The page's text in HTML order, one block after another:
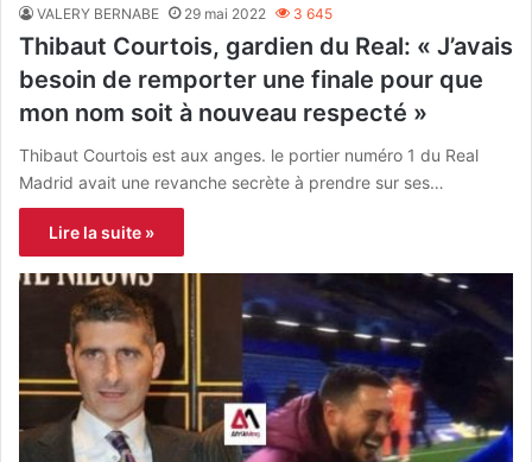
VALERY BERNABE 29 mai 2022 3 645
Thibaut Courtois, gardien du Real: « J’avais
besoin de remporter une finale pour que
mon nom soit à nouveau respecté »
Thibaut Courtois est aux anges. le portier numéro 1 du Real
Madrid avait une revanche secrète à prendre sur ses…
Lire la suite »